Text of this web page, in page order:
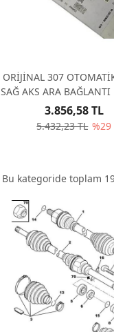
ORİJİNAL 307
SAĞ AKS ARA BAĞLANTI
322404
5.432,23 TL %29
3.856,58 TL
Bu kategoride toplam